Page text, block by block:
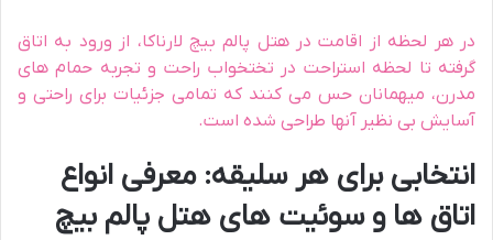
در هر لحظه از اقامت در هتل پالم بیچ لارناکا، از ورود به اتاق
گرفته تا لحظه استراحت در تختخواب راحت و تجربه حمام های
مدرن، میهمانان حس می کنند که تمامی جزئیات برای راحتی و
آسایش بی نظیر آنها طراحی شده است.
انتخابی برای هر سلیقه: معرفی انواع
اتاق ها و سوئیت های هتل پالم بیچ